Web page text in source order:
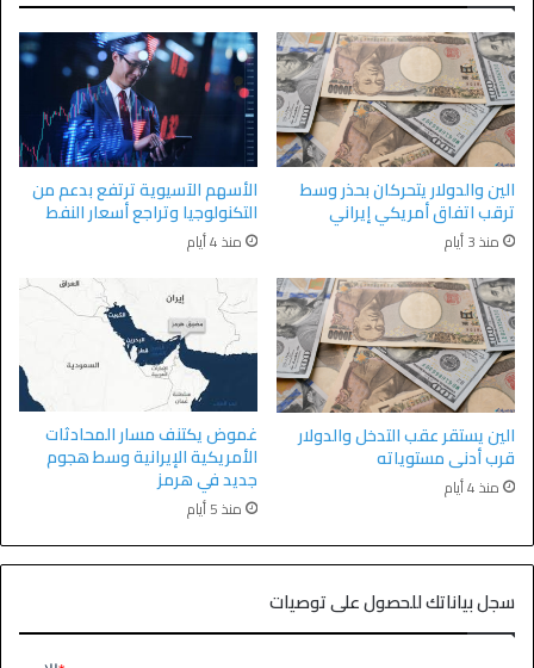
الين والدولار يتحركان بحذر وسط
ترقب اتفاق أمريكي إيراني
منذ 3 أيام
الأسهم الآسيوية ترتفع بدعم من
التكنولوجيا وتراجع أسعار النفط
منذ 4 أيام
الين يستقر عقب التدخل والدولار
قرب أدنى مستوياته
منذ 4 أيام
غموض يكتنف مسار المحادثات
الأمريكية الإيرانية وسط هجوم
جديد في هرمز
منذ 5 أيام
سجل بياناتك للحصول على توصيات